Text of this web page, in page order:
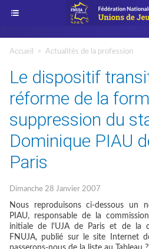
Accueil > Actualités de la profession
Le dispositif
réforme de la
suppression du
Dominique PIAU
Paris
Dimanche 28 Janvier 2007
Nous reproduisons ci-dessous un
PIAU, responsable de la
initiale de l'UJA de Paris et de la
FNUJA, publié sur le site Internet